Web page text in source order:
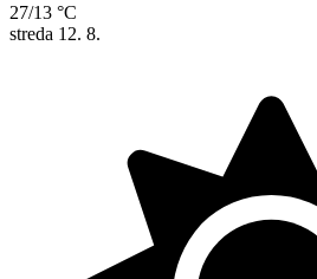
27/13 °C
streda 12. 8.